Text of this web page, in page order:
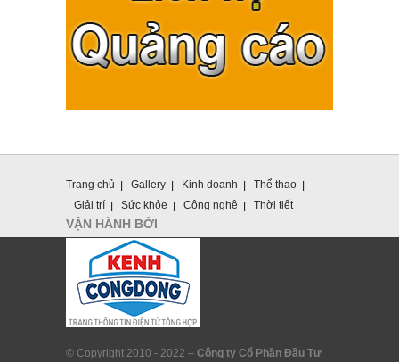
Trang chủ Gallery Kinh doanh
Thể thao
Giải trí
Sức khỏe Công nghệ Thời tiết
VẬN HÀNH BỞI
© Copyright 2010 - 2022 – Công ty Cổ Phần Đầu Tư